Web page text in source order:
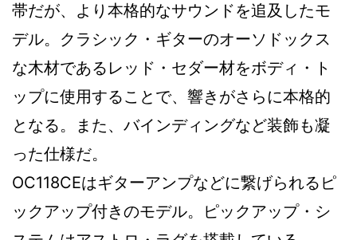
帯だが、より本格的なサウンドを追及したモ
デル。クラシック・ギターのオーソドックス
な木材であるレッド・セダー材をボディ・ト
ップに使用することで、響きがさらに本格的
となる。また、バインディングなど装飾も凝
った仕様だ。
OC118CEはギターアンプなどに繋げられるピ
ックアップ付きのモデル。ピックアップ・シ